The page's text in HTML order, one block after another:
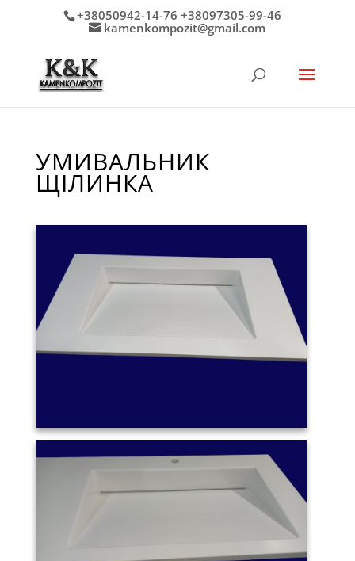
+38050942-14-76 +38097305-99-46
kamenkompozit@gmail.com
УМИВАЛЬНИК
ЩІЛИНКА